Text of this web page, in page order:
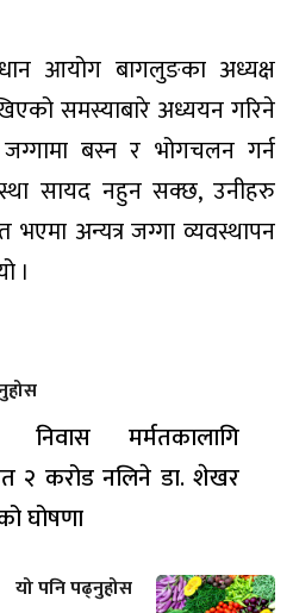
आयोग बागलुङका अध्यक्ष
समस्याबारे अध्ययन गरिने
बस्न र भोगचलन गर्न
सायद नहुन सक्छ, उनीहरु
भएमा अन्यत्र जग्गा व्यवस्थापन
।
निवास मर्मतकालागि
२ करोड नलिने डा. शेखर
घोषणा
यो पनि पढ्नुहोस